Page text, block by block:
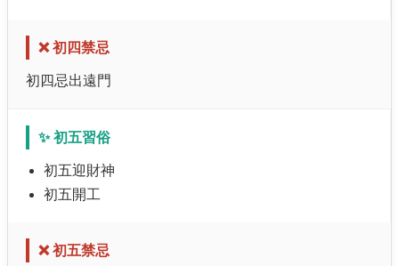
❌ 初四禁忌
初四忌出遠門
✨ 初五習俗
初五迎財神
初五開工
❌ 初五禁忌